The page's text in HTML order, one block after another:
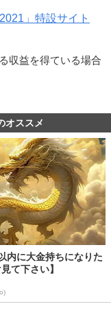
」特設サイト
収益を得ている場合
オススメ
内に大金持ちになりた
て下さい】